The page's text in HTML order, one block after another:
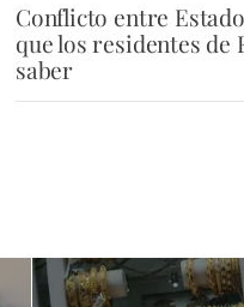
Conflicto entre
que los residentes de
saber